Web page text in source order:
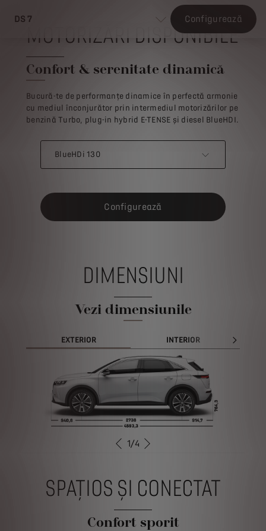
DS 7 Configurează
MOTORIZĂRI DISPONIBILE
Confort & serenitate dinamică
Bucură-te de performanțe dinamice în perfectă armonie
cu mediul înconjurător prin intermediul motorizărilor pe
benzină Turbo, plug-in hybrid E-TENSE și diesel BlueHDI.
BlueHDi 130
Configurează
DIMENSIUNI
Vezi dimensiunile
EXTERIOR INTERIOR
ANTERIOR
1/4 URMĂTORUL
SPAȚIOS ȘI CONECTAT
Confort sporit